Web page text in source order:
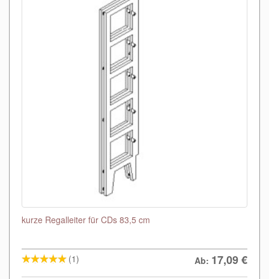
kurze Regalleiter für CDs 83,5 cm
(1) Ab: 17,09€